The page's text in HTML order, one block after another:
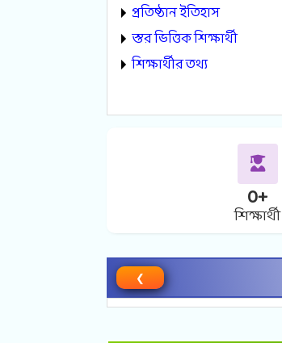
প্রতিষ্ঠান ইতিহাস
স্তর ভিত্তিক শিক্ষার্থী
শিক্ষার্থীর তথ্য
0+
শিক্ষার্থী
❮